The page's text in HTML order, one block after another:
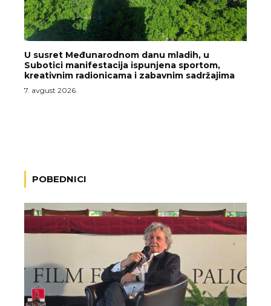
U susret Međunarodnom danu mladih, u
Subotici manifestacija ispunjena sportom,
kreativnim radionicama i zabavnim sadržajima
7. avgust 2026.
POBEDNICI